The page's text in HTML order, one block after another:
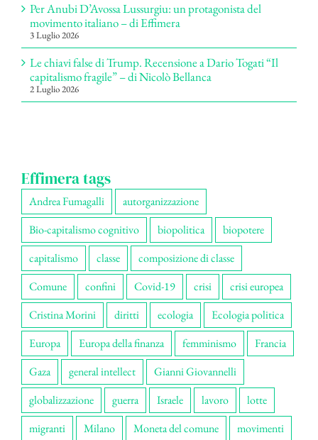
Per Anubi D’Avossa Lussurgiu: un protagonista del
movimento italiano – di Effimera
3 Luglio 2026
Le chiavi false di Trump. Recensione a Dario Togati “Il
capitalismo fragile” – di Nicolò Bellanca
2 Luglio 2026
Effimera tags
Andrea Fumagalli
autorganizzazione
Bio-capitalismo cognitivo
biopolitica
biopotere
capitalismo
classe
composizione di classe
Comune
confini Covid-19 crisi
crisi europea
Cristina Morini
diritti ecologia
Ecologia politica
Europa
Europa della finanza femminismo
Francia
Gaza
general intellect
Gianni Giovannelli
globalizzazione
guerra Israele lavoro
lotte
migranti
Milano Moneta del comune movimenti